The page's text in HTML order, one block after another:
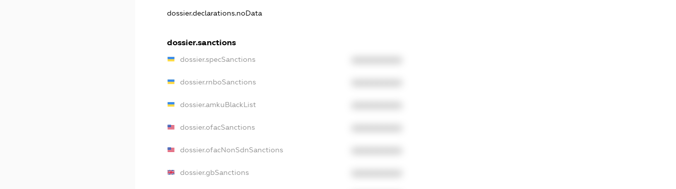
dossier.declarations.noData
dossier.sanctions
dossier.specSanctions
dossier.rnboSanctions
dossier.amkuBlackList
dossier.ofacSanctions
dossier.ofacNonSdnSanctions
dossier.gbSanctions